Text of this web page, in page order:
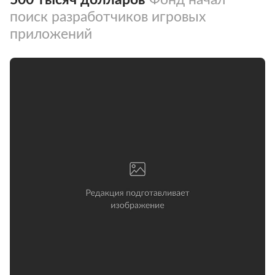
поиск разработчиков игровых
приложений